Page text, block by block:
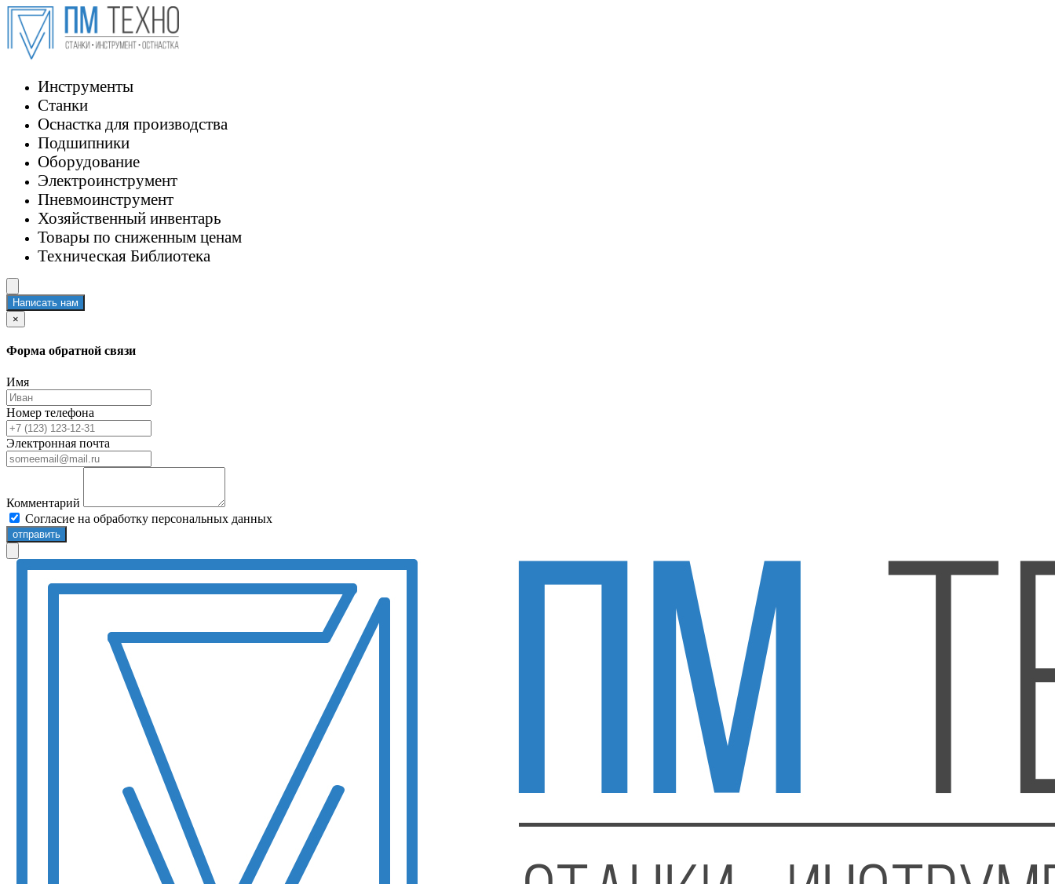
Инструменты
Станки
Оснастка для производства
Подшипники
Оборудование
Электроинструмент
Пневмоинструмент
Хозяйственный инвентарь
Товары по сниженным ценам
Техническая Библиотека
Написать нам
×
Форма обратной связи
Имя
Номер телефона
Электронная почта
Комментарий
Согласие на обработку персональных данных
отправить